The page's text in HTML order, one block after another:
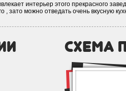
интерьер этого прекрасного
, зато можно отведать очень вкусную
схема